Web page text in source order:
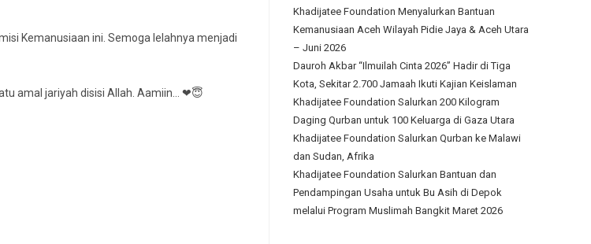
Kemanusiaan ini. Semoga lelahnya menjadi
amal jariyah disisi Allah. Aamiin… ❤😇
Khadijatee Foundation Menyalurkan Bantuan
Kemanusiaan Aceh Wilayah Pidie Jaya & Aceh Utara
– Juni 2026
Dauroh Akbar “Ilmuilah Cinta 2026” Hadir di Tiga
Kota, Sekitar 2.700 Jamaah Ikuti Kajian Keislaman
Khadijatee Foundation Salurkan 200 Kilogram
Daging Qurban untuk 100 Keluarga di Gaza Utara
Khadijatee Foundation Salurkan Qurban ke Malawi
dan Sudan, Afrika
Khadijatee Foundation Salurkan Bantuan dan
Pendampingan Usaha untuk Bu Asih di Depok
melalui Program Muslimah Bangkit Maret 2026